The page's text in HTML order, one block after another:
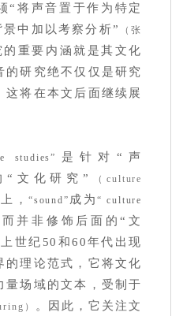
“将声音置于作为特定
中加以考察分析”
（张
的重要内涵就是其文化
的研究绝不仅仅是研究
这将在本文后面继续展
studies”
是针对“声
“文化研究”
（culture
，“sound” 成为“ culture
并非修饰后面的“文
世纪50和60年代出现
的理论范式，它将文化
量场域的文本，受制于
）
。因此，它关注文